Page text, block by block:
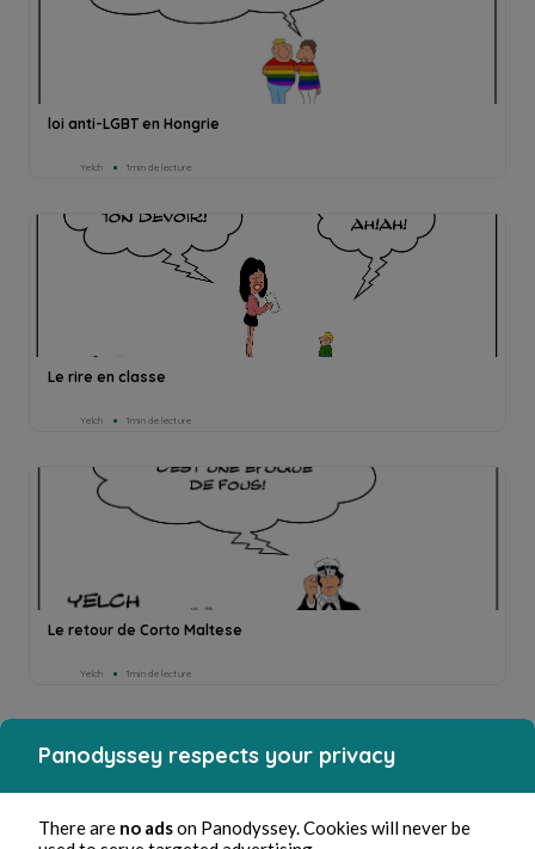
loi anti-LGBT en Hongrie
Yelch 1min de lecture
Le rire en classe
Yelch 1min de lecture
Le retour de Corto Maltese
Yelch 1min de lecture
Panodyssey respects your privacy
There are no adson Panodyssey. Cookies will never be